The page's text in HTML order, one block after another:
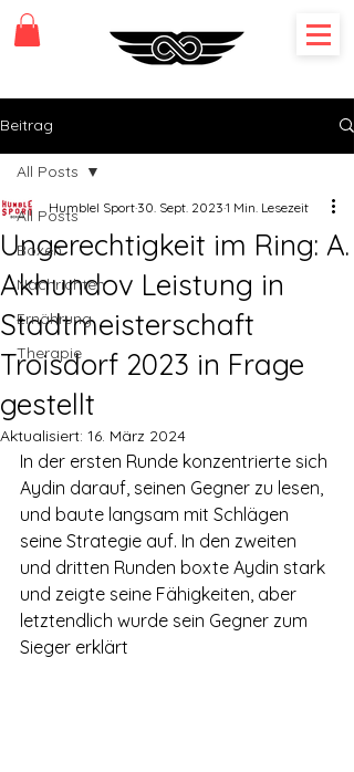
Beitrag
All Posts
Boxen
Nachrichten
Ernährung
Therapie
All Posts
Ungerechtigkeit im Ring: A.
Akhundov Leistung in
Stadtmeisterschaft
Troisdorf 2023 in Frage
gestellt
Humblel Sport 30. Sept. 2023 1 Min. Lesezeit
Aktualisiert: 16. März 2024
In der ersten Runde konzentrierte sich
Aydin darauf, seinen Gegner zu lesen,
und baute langsam mit Schlägen
seine Strategie auf. In den zweiten
und dritten Runden boxte Aydin stark
und zeigte seine Fähigkeiten, aber
letztendlich wurde sein Gegner zum
Sieger erklärt